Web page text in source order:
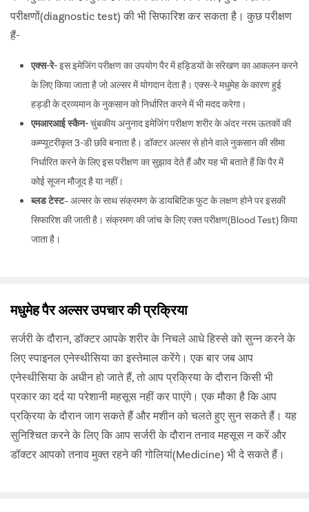
परीक्षणों(diagnostic test) की भी सिफारिश कर सकता है। कुछ परीक्षण
हैं-
एक्स-रे-इस इमेजिंग परीक्षण का उपयोग पैर में हड्डियों के संरेखण का आकलन करने
के लिए किया जाता है जो अल्सर में योगदान देता है। एक्स-रे मधुमेह के कारण हुई
हड्डी के द्रव्यमान के नुकसान को निर्धारित करने में भी मदद करेगा।
एमआरआई स्कैन-चुंबकीय अनुनाद इमेजिंग परीक्षण शरीर के अंदर नरम ऊतकों की
कम्प्यूटरीकृत 3-डी छवि बनाता है। डॉक्टर अल्सर से होने वाले नुकसान की सीमा
निर्धारित करने के लिए इस परीक्षण का सुझाव देते हैं और यह भी बताते हैं कि पैर में
कोई सूजन मौजूद है या नहीं।
ब्लड टेस्ट– अल्सर के साथ संक्रमण के डायबिटिक फुट के लक्षण होने पर इसकी
सिफारिश की जाती है। संक्रमण की जांच के लिए रक्त परीक्षण(Blood Test) किया
जाता है।
मधुमेह पैर अल्सर उपचार की प्रक्रिया
सर्जरी के दौरान, डॉक्टर आपके शरीर के निचले आधे हिस्से को सुन्न करने के
लिए स्पाइनल एनेस्थीसिया का इस्तेमाल करेंगे। एक बार जब आप
एनेस्थीसिया के अधीन हो जाते हैं, तो आप प्रक्रिया के दौरान किसी भी
प्रकार का दर्द या परेशानी महसूस नहीं कर पाएंगे। एक मौका है कि आप
प्रक्रिया के दौरान जाग सकते हैं और मशीन को चलते हुए सुन सकते हैं। यह
सुनिश्चित करने के लिए कि आप सर्जरी के दौरान तनाव महसूस न करें और
डॉक्टर आपको तनाव मुक्त रहने की गोलियां(Medicine) भी दे सकते हैं।